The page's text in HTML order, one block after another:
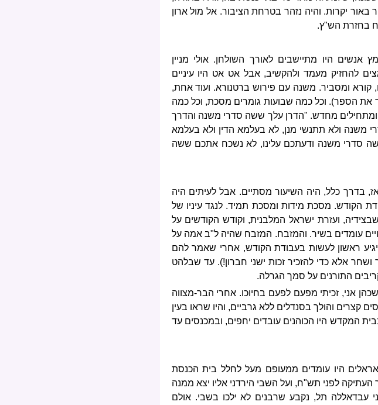
יקרות. והיה נזהר בטרחת הציבור. אל מול ארון
בחזרת הש"ץ.
היו מתיישבים לאורך השולחן. אולי מניין
להחזיק מעמד ולהקשיב, אבל אט אט היו עיניים
קורא ומסביר. משנה עם פירוש ברטנורא. ועוד אחת,
את הספר). וכל כמה שבועות גומרים מסכת, וכל כמה
מחדש. "הדרן עלך ששה סדרי משנה והדרך
משנה ולא תתנשי מנן, לא בעלמא הדין ולא בעלמא
סדרי משנה ודעתכם עלינו, לא נשכח אתכם ששה
בדרך כלל, היה השיעור מסתיים. אבל לעיתים היה
הקודש. מסכת מידות ומסכת תמיד. לנגד עיניו של
ועזרת ישראל המלבנית, וקודש הקודשים על
עומדים בשיר. והמזבח. המזבח שהיה ל"ב אמה על
ראשון לעשות בעבודת הקודש, אחרי שאמר להם
אלא כדי להזכיר זכות ישני חברון!). עד שבלהט
התורנים על סמך הגרלה.
אני, זכיתי מפעם לפעם בחיוכו. אחרי הבר-מצווה
קצרים והולך בסנדלים ללא גרביים, והיו שראו בעין
המקדש היו הכוהנים עובדים יחפים, ובמכנסים עד
היו עומדים ממעופם מעל לחלל בית הכנסת
העתיקה לפני תש"ח, ועל השבי הירדני אליו יצא ממנה
תל, נקבע שרבנים לא ילכו בשבי. אולם